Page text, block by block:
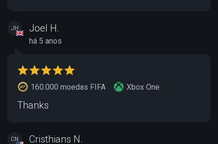
JH Joel H.
há 5 anos
160.000 moedas FIFA Xbox One
Thanks
CN Cristhians N.